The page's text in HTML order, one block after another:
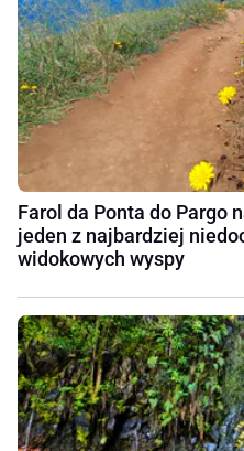
Farol da Ponta do Pargo
jeden z najbardziej
widokowych wyspy